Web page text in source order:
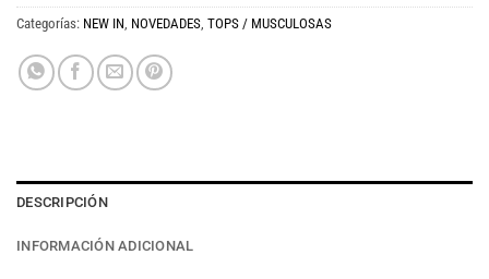
Categorías: NEW IN, NOVEDADES, TOPS / MUSCULOSAS
DESCRIPCIÓN
INFORMACIÓN ADICIONAL